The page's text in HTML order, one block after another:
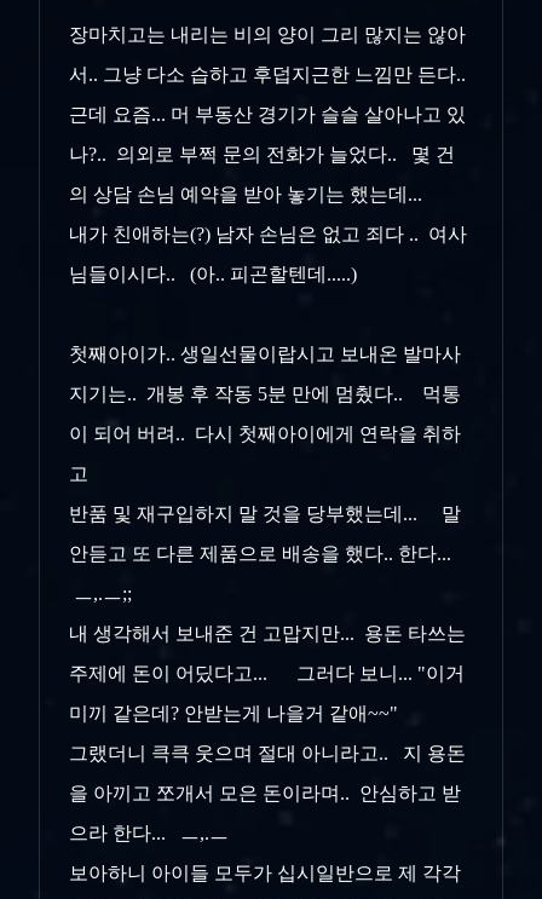
장마치고는 내리는 비의 양이 그리 많지는 않아
서.. 그냥 다소 습하고 후덥지근한 느낌만 든다..
근데 요즘... 머 부동산 경기가 슬슬 살아나고 있
나?.. 의외로 부쩍 문의 전화가 늘었다.. 몇 건
의 상담 손님 예약을 받아 놓기는 했는데...
내가 친애하는(?) 남자 손님은 없고 죄다 .. 여사
님들이시다.. (아.. 피곤할텐데.....)
첫째아이가.. 생일선물이랍시고 보내온 발마사
지기는.. 개봉 후 작동 5분 만에 멈췄다.. 먹통
이 되어 버려.. 다시 첫째아이에게 연락을 취하
고
반품 및 재구입하지 말 것을 당부했는데... 말
안듣고 또 다른 제품으로 배송을 했다.. 한다...
ㅡ,.ㅡ;;
내 생각해서 보내준 건 고맙지만... 용돈 타쓰는
주제에 돈이 어딨다고... 그러다 보니... "이거
미끼 같은데? 안받는게 나을거 같애~~"
그랬더니 큭큭 웃으며 절대 아니라고.. 지 용돈
을 아끼고 쪼개서 모은 돈이라며.. 안심하고 받
으라 한다... ㅡ,.ㅡ
보아하니 아이들 모두가 십시일반으로 제 각각